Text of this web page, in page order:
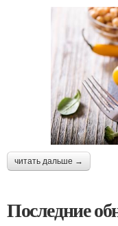
читать дальше →
Последние